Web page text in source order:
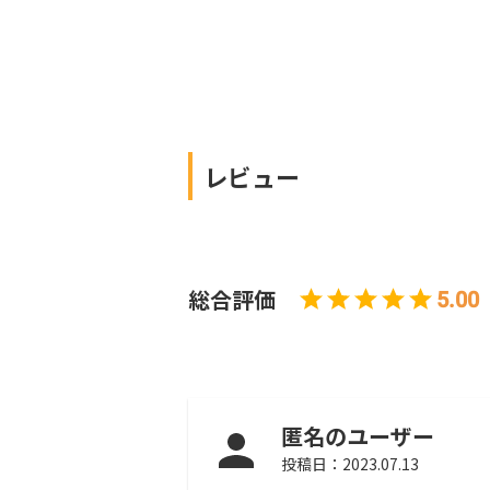
レビュー
総合評価 5.00
匿名のユーザー
投稿日： 2023.07.13